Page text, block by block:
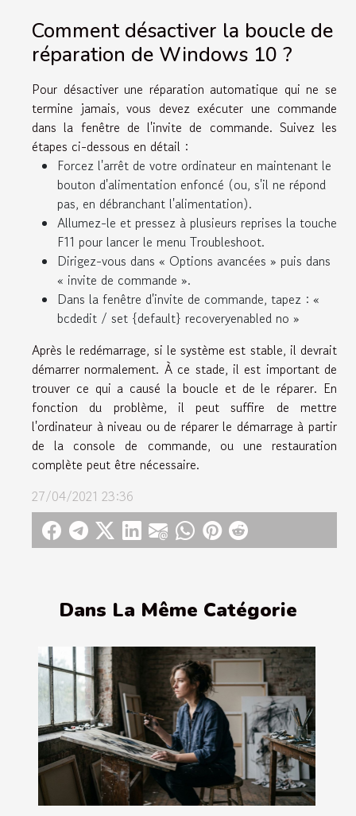
Dans La Même Catégorie
Comment désactiver la boucle de
réparation de Windows 10 ?
Pour désactiver une réparation automatique qui ne se
termine jamais, vous devez exécuter une commande
dans la fenêtre de l'invite de commande. Suivez les
étapes ci-dessous en détail :
Forcez l'arrêt de votre ordinateur en maintenant le
bouton d'alimentation enfoncé (ou, s'il ne répond
pas, en débranchant l'alimentation).
Allumez-le et pressez à plusieurs reprises la touche
F11 pour lancer le menu Troubleshoot.
Dirigez-vous dans « Options avancées » puis dans
« invite de commande ».
Dans la fenêtre d'invite de commande, tapez : «
bcdedit / set {default} recoveryenabled no »
Après le redémarrage, si le système est stable, il devrait
démarrer normalement. À ce stade, il est important de
trouver ce qui a causé la boucle et de le réparer. En
fonction du problème, il peut suffire de mettre
l'ordinateur à niveau ou de réparer le démarrage à partir
de la console de commande, ou une restauration
complète peut être nécessaire.
27/04/2021 23:36